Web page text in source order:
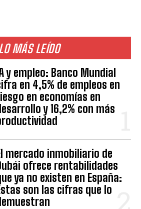
LO MÁS LEÍDO
y empleo: Banco Mundial
en 4,5% de empleos en
en economías en
y 16,2% con más
mercado inmobiliario de
ofrece rentabilidades
ya no existen en España:
son las cifras que lo